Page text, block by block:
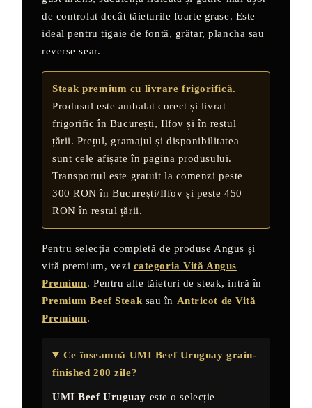
de controlat decât tăieturile foarte grase. Este
ideal pentru tigaie de fontă, grătar, plancha sau
reverse sear.
Steak premium cu livrare frigorifică.
Produsul este ambalat corect și livrat
frigorific în București, Ilfov și în restul
țării. Prețul, gramajul și disponibilitatea
sunt cele afișate în pagina produsului.
Transportul este gratuit la comenzi peste
300 RON în București/Ilfov și peste 450
RON în restul țării.
Pentru selecția completă de produse Angus și
vită premium, vezi categoria Vită Angus
Premium. Pentru alte tăieturi de steak, intră în
Premium Beef Steak sau în Antricot de Vită
Premium.
Ce înseamnă UMI Beef Uruguay grain-
finished 200 zile?
UMI Beef Uruguay este o selecție